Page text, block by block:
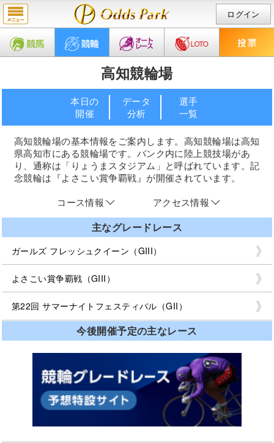
ログイン
高知競輪場
本日の
開催
データ
分析
選手
一覧
高知競輪場の基本情報をご案内します。高知競輪場は高知
県高知市にある競輪場です。バンク内に陸上競技場があ
り、通称は「りょうまスタジアム」と呼ばれています。記
念競輪は『よさこい賞争覇戦』が開催されています。
コース情報
アクセス情報
主なグレードレース
ガールズ フレッシュクイーン（GIII）
よさこい賞争覇戦（GIII）
第22回 サマーナイトフェスティバル（GII）
今後開催予定の主なレース